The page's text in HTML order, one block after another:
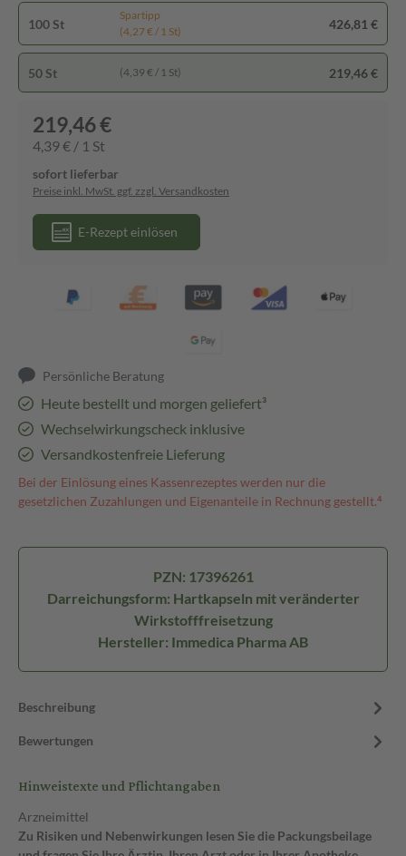
100 St
Spartipp
(4,27 € / 1 St)
426,81 €
50 St (4,39 € / 1 St) 219,46 €
219,46 €
4,39 € / 1 St
sofort lieferbar
Preise inkl. MwSt. ggf. zzgl. Versandkosten
E-Rezept einlösen
Persönliche Beratung
Heute bestellt und morgen geliefert³
Wechselwirkungscheck inklusive
Versandkostenfreie Lieferung
Bei der Einlösung eines Kassenrezeptes werden nur die
gesetzlichen Zuzahlungen und Eigenanteile in Rechnung gestellt.⁴
PZN: 17396261
Darreichungsform: Hartkapseln mit veränderter
Wirkstofffreisetzung
Hersteller: Immedica Pharma AB
Beschreibung
Bewertungen
Hinweistexte und Pflichtangaben
Arzneimittel
Zu Risiken und Nebenwirkungen lesen Sie die Packungsbeilage